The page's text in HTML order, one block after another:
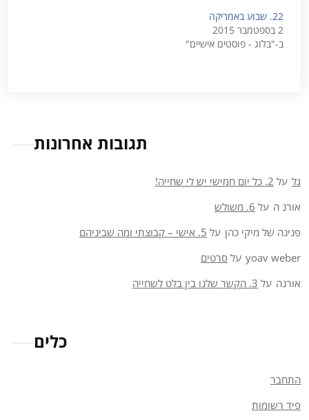
22. שבוע באמריקה
2 בספטמבר 2015
ב-"בלוג - פוסטים אישיים"
תגובות אחרונות
גל על 2. כל יום חמישי יש לי שחייה!
אורנ ה על 6. משולש
פנינה של מיקי כהן על 5. אישי – קבוצתי ומה שביניהם
yoav weber על סרטים
אורנה על 3. הקשר שלנו בין בלט לשחייה
כלים
התחבר
פיד רשומות